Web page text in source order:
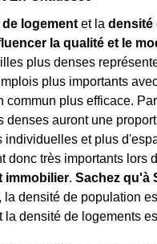
logement et la densité
la qualité et le
plus denses
plus importants
commun plus efficace.
denses auront une
individuelles et plus
donc très importants lors
immobilier. Sachez qu'à
, la densité de population
la densité de logements